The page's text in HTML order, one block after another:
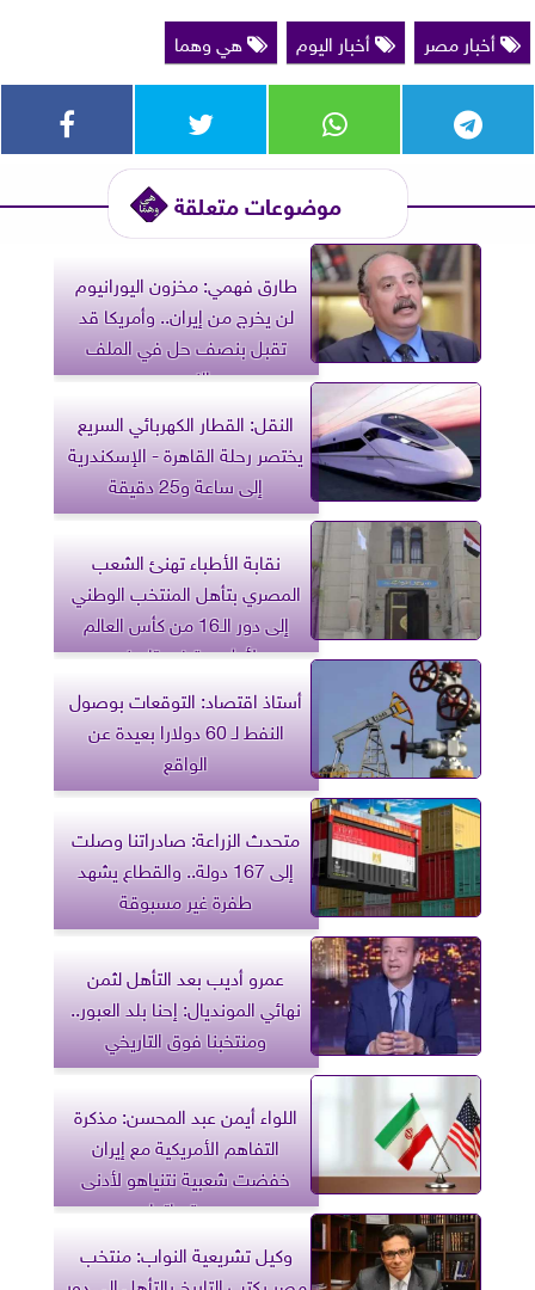
أخبار مصر
أخبار اليوم هي وهما
موضوعات متعلقة
طارق فهمي: مخزون اليورانيوم
لن يخرج من إيران.. وأمريكا قد
تقبل بنصف حل في الملف
النووي
النقل: القطار الكهربائي السريع
يختصر رحلة القاهرة - الإسكندرية
إلى ساعة و25 دقيقة
نقابة الأطباء تهنئ الشعب
المصري بتأهل المنتخب الوطني
إلى دور الـ16 من كأس العالم
لأول مرة في تاريخه
أستاذ اقتصاد: التوقعات بوصول
النفط لـ 60 دولارا بعيدة عن
الواقع
متحدث الزراعة: صادراتنا وصلت
إلى 167 دولة.. والقطاع يشهد
طفرة غير مسبوقة
عمرو أديب بعد التأهل لثمن
نهائي المونديال: إحنا بلد العبور..
ومنتخبنا فوق التاريخي
اللواء أيمن عبد المحسن: مذكرة
التفاهم الأمريكية مع إيران
خفضت شعبية نتنياهو لأدنى
مستوياتها
وكيل تشريعية النواب: منتخب